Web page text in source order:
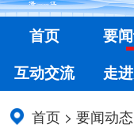
首页 要
互动交流
走
首页 >要闻动态